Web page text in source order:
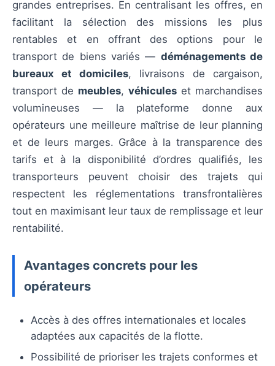
grandes entreprises. En centralisant les offres, en
facilitant la sélection des missions les plus
rentables et en offrant des options pour le
transport de biens variés — déménagements de
bureaux et domiciles, livraisons de cargaison,
transport de meubles, véhicules et marchandises
volumineuses — la plateforme donne aux
opérateurs une meilleure maîtrise de leur planning
et de leurs marges. Grâce à la transparence des
tarifs et à la disponibilité d’ordres qualifiés, les
transporteurs peuvent choisir des trajets qui
respectent les réglementations transfrontalières
tout en maximisant leur taux de remplissage et leur
rentabilité.
Avantages concrets pour les
opérateurs
Accès à des offres internationales et locales
adaptées aux capacités de la flotte.
Possibilité de prioriser les trajets conformes et